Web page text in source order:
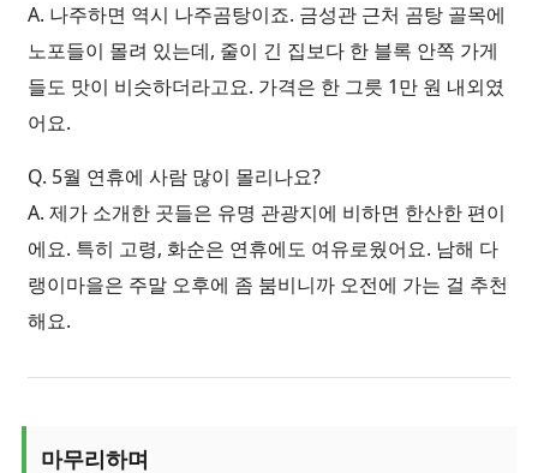
A. 나주하면 역시 나주곰탕이죠. 금성관 근처 곰탕 골목에
노포들이 몰려 있는데, 줄이 긴 집보다 한 블록 안쪽 가게
들도 맛이 비슷하더라고요. 가격은 한 그릇 1만 원 내외였
어요.
Q. 5월 연휴에 사람 많이 몰리나요?
A. 제가 소개한 곳들은 유명 관광지에 비하면 한산한 편이
에요. 특히 고령, 화순은 연휴에도 여유로웠어요. 남해 다
랭이마을은 주말 오후에 좀 붐비니까 오전에 가는 걸 추천
해요.
마무리하며